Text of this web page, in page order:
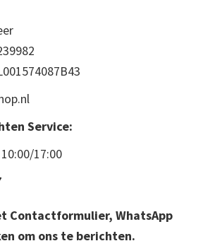
Service:
17:00
Contactformulier, WhatsApp
om ons te berichten.